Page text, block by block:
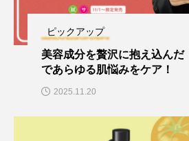
ピックアップ
美容成分を贅沢に抱え込んだ
であらゆる肌悩みをケア！
2025.11.20